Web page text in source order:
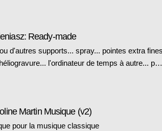
Ready-made
d'autres supports... spray... pointes extra
l'ordinateur de temps à autre... p…
Martin Musique (v2)
pour la musique classique